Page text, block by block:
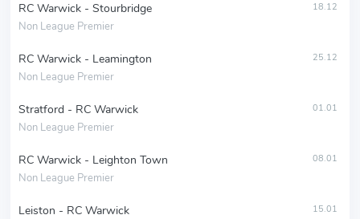
RC Warwick - Stourbridge
Non League Premier
18.12
RC Warwick - Leamington
Non League Premier
25.12
Stratford - RC Warwick
Non League Premier
01.01
RC Warwick - Leighton Town
Non League Premier
08.01
Leiston - RC Warwick 15.01